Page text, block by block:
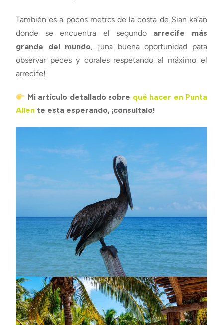
También es a pocos metros de la costa de Sian ka’an
donde se encuentra el segundo arrecife más
grande del mundo, ¡una buena oportunidad para
observar peces y corales respetando al máximo el
arrecife!
Mi artículo detallado sobre qué hacer en Punta
Allen te está esperando, ¡consúltalo!